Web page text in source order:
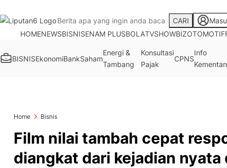
CARI
HOMENEWSBISNISENAM PLUSBOLATVSHOWBIZOTOMOTIF
BISNISEkonomiBankSaham
Energi &
Tambang
Konsultasi
Pajak
CPNS
Info
Kementan
Home Bisnis
Film nilai tambah cepat
diangkat dari kejadian nyata